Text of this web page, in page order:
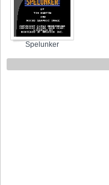
Pinterest
Spelunker